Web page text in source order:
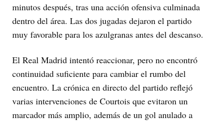
minutos después, tras una acción ofensiva culminada
dentro del área. Las dos jugadas dejaron el partido
muy favorable para los azulgranas antes del descanso.
El Real Madrid intentó reaccionar, pero no encontró
continuidad suficiente para cambiar el rumbo del
encuentro. La crónica en directo del partido reflejó
varias intervenciones de Courtois que evitaron un
marcador más amplio, además de un gol anulado a